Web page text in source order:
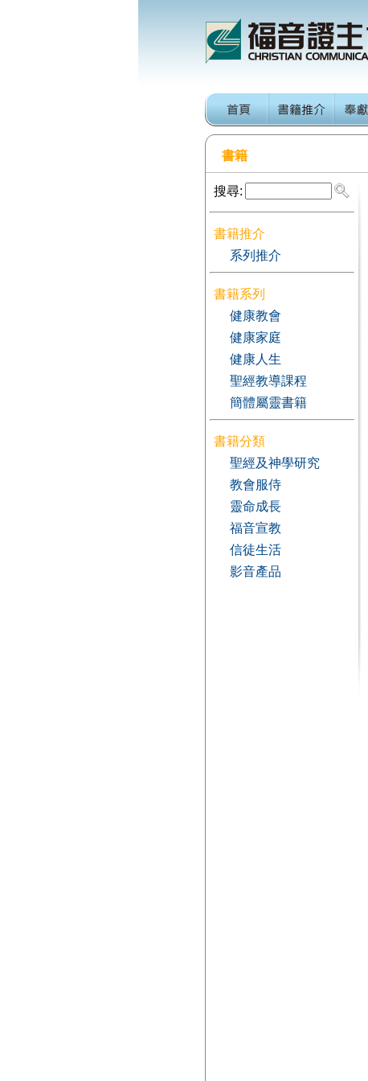
書籍
搜尋:
書籍推介
系列推介
書籍系列
健康教會
健康家庭
健康人生
聖經教導課程
簡體屬靈書籍
書籍分類
聖經及神學研究
教會服侍
靈命成長
福音宣教
信徒生活
影音產品